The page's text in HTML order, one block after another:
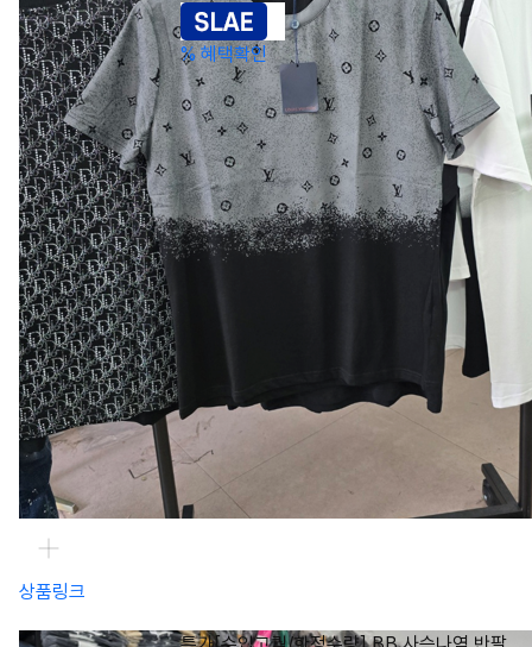
% 혜택확인
상품링크